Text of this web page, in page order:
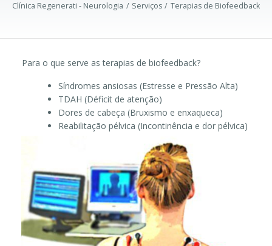
Clínica Regenerati - Neurologia Serviços Terapias de Biofeedback
Para o que serve as terapias de biofeedback?
Síndromes ansiosas (Estresse e Pressão Alta)
TDAH (Déficit de atenção)
Dores de cabeça (Bruxismo e enxaqueca)
Reabilitação pélvica (Incontinência e dor pélvica)